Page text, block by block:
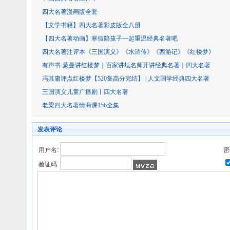
四大名著漫画版全套
【文学书籍】四大名著彩皮版全八册
【四大名著动画】寒假陪孩子一起重温经典名著吧
四大名著注评本《三国演义》《水浒传》《西游记》《红楼梦》
有声书-蒙曼讲红楼梦｜百家讲坛名师开讲经典名著｜四大名著
冯其庸评点红楼梦【520集高分完结】 | 人文国学经典四大名著
三国演义儿童广播剧丨四大名著
老梁四大名著情商课156全集
发表评论
用户名:
验证码: